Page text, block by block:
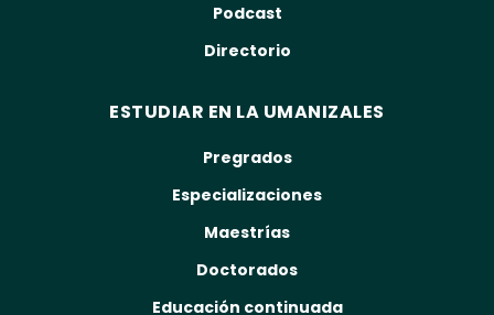
Podcast
Directorio
ESTUDIAR EN LA UMANIZALES
Pregrados
Especializaciones
Maestrías
Doctorados
Educación continuada